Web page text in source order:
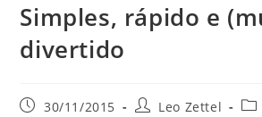
Simples, rápido e
divertido
30/11/2015 Leo Zettel